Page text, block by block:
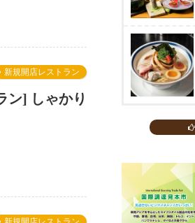
新規開店レストラン
ン] しゃかり